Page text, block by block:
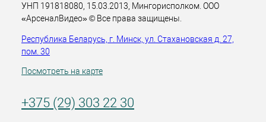
УНП 191818080, 15.03.2013, Мингорисполком. ООО
«АрсеналВидео» © Все права защищены.
Республика Беларусь, г. Минск, ул. Стахановская д. 27,
пом. 30
Посмотреть на карте
+375 (29) 303 22 30